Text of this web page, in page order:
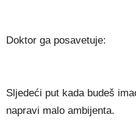
Doktor ga posavetuje:
Sljedeći put kada budeš
napravi malo ambijenta.